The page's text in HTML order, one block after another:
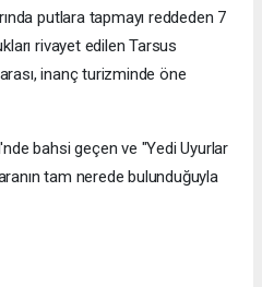
putlara tapmayı reddeden 7
rivayet edilen Tarsus
inanç turizminde öne
bahsi geçen ve "Yedi Uyurlar
tam nerede bulunduğuyla